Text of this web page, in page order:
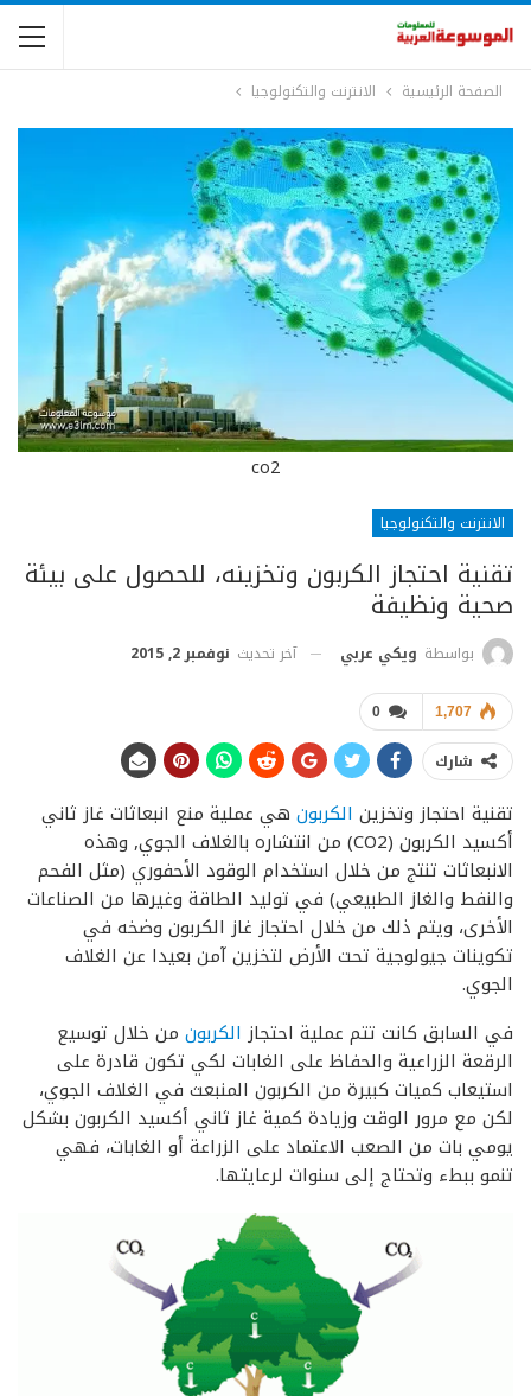
الصفحة الرئيسية الانترنت والتكنولوجيا
co2
الانترنت والتكنولوجيا
تقنية احتجاز الكربون وتخزينه، للحصول على بيئة
صحية ونظيفة
بواسطة ويكي عربي آخر تحديث نوفمبر 2, 2015
0 1,707
شارك
تقنية احتجاز وتخزين الكربون هي عملية منع انبعاثات غاز ثاني
أكسيد الكربون (CO2) من انتشاره بالغلاف الجوي, وهذه
الانبعاثات تنتج من خلال استخدام الوقود الأحفوري (مثل الفحم
والنفط والغاز الطبيعي) في توليد الطاقة وغيرها من الصناعات
الأخرى، ويتم ذلك من خلال احتجاز غاز الكربون وضخه في
تكوينات جيولوجية تحت الأرض لتخزين آمن بعيدا عن الغلاف
الجوي.
في السابق كانت تتم عملية احتجاز الكربون من خلال توسيع
الرقعة الزراعية والحفاظ على الغابات لكي تكون قادرة على
استيعاب كميات كبيرة من الكربون المنبعث في الغلاف الجوي،
لكن مع مرور الوقت وزيادة كمية غاز ثاني أكسيد الكربون بشكل
يومي بات من الصعب الاعتماد على الزراعة أو الغابات، فهي
تنمو ببطء وتحتاج إلى سنوات لرعايتها.